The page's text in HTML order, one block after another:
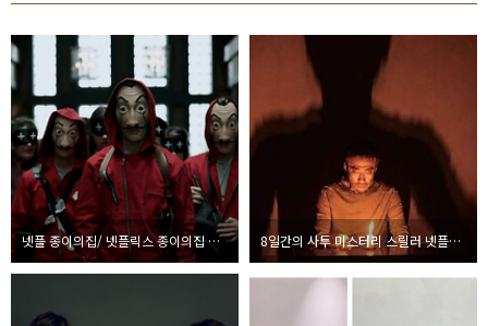
넷플 종이의집/ 넷플릭스 종이의집 한국판 8일간의 사투 미스터리 스릴러 넷플릭스 제8의밤